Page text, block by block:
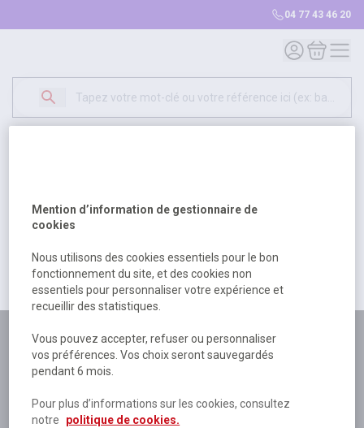
04 77 43 46 20
Mon compte
Mon
500
excuser pour la gêne occasionée.
Retour Retour à l'accueil
Plus de 180 personnes
à votre écoute
Plus de 80 000 références
disponibles
Expédition le jour même
Mention d’information de gestionnaire de
cookies
Nous utilisons des cookies essentiels pour le bon
fonctionnement du site, et des cookies non
essentiels pour personnaliser votre expérience et
recueillir des statistiques.
Vous pouvez accepter, refuser ou personnaliser
vos préférences. Vos choix seront sauvegardés
pendant 6 mois.
Pour plus d’informations sur les cookies, consultez
notre
politique de cookies.